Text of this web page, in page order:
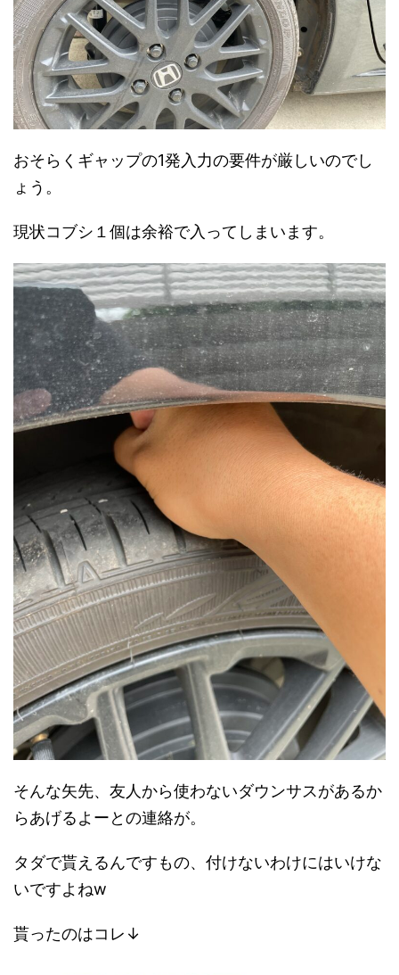
おそらくギャップの1発入力の要件が厳しいのでし
ょう。
現状コブシ１個は余裕で入ってしまいます。
そんな矢先、友人から使わないダウンサスがあるか
らあげるよーとの連絡が。
タダで貰えるんですもの、付けないわけにはいけな
いですよねw
貰ったのはコレ↓